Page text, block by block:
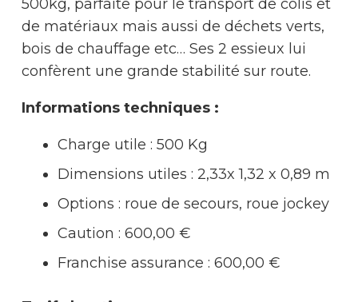
500kg, parfaite pour le transport de colis et
de matériaux mais aussi de déchets verts,
bois de chauffage etc… Ses 2 essieux lui
confèrent une grande stabilité sur route.
Informations techniques :
Charge utile : 500 Kg
Dimensions utiles : 2,33x 1,32 x 0,89 m
Options : roue de secours, roue jockey
Caution : 600,00 €
Franchise assurance : 600,00 €